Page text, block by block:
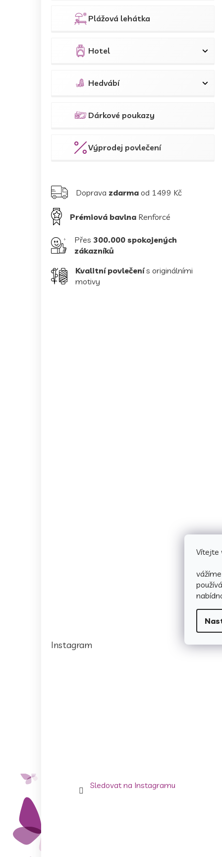
Vítejte
Plážová lehátka
Hotel
Hedvábí
Dárkové poukazy
Výprodej povlečení
Doprava zdarma od 1499 Kč
Prémiová bavlna Renforcé
Přes 300.000 spokojených
zákazníků
Kvalitní povlečenís originálními
motivy
Instagram
Sledovat na Instagramu